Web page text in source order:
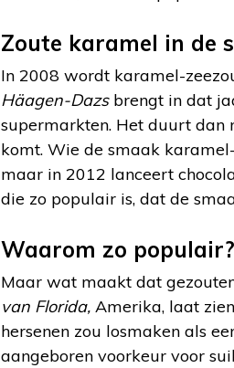
Zoute karamel in de
In 2008 wordt karamel-
Häagen-Dazsbrengt in dat
supermarkten. Het duurt dan
komt. Wie de smaak
maar in 2012 lanceert
die zo populair is, dat de
Waarom zo populair?
Maar wat maakt dat
van Florida, Amerika, laat
hersenen zou losmaken als
aangeboren voorkeur voor